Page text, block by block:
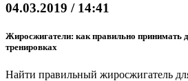
04.03.2019 / 14:41
Жиросжигатели: как правильно
тренировках
Найти правильный жиросжигатель